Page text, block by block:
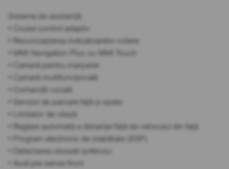
Sisteme de asistență:
• Cruise control adaptiv
• Recunoașterea indicatoarelor rutiere
• MMI Navigation Plus cu MMI Touch
• Cameră pentru marșarier
• Cameră multifuncțională
• Comandă vocală
• Senzori de parcare față și spate
• Limitator de viteză
• Reglare automată a distanței față de vehiculul din față
• Program electronic de stabilitate (ESP)
• Detectarea oboselii șoferului
• Audi pre sense front